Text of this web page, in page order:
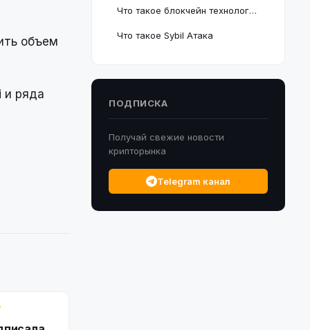
объем
и ряда
Что такое блокчейн технология: принцип работы и краткое руководство
Что такое Sybil Атака
ПОДПИСКА
Получай свежие новости
крипторынка
Telegram канал